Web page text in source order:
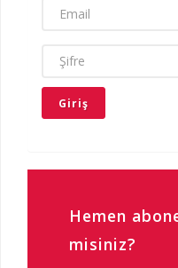
İLETIŞIM
EMAIL
ŞIFRE
Hemen
misiniz?